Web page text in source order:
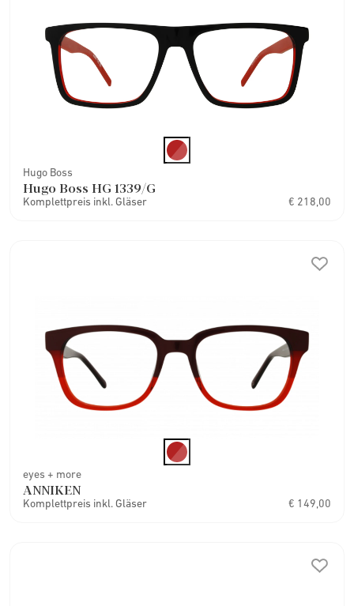
Hugo Boss
Hugo Boss HG 1339/G
Komplettpreis inkl. Gläser € 218,00
eyes + more
ANNIKEN
Komplettpreis inkl. Gläser € 149,00